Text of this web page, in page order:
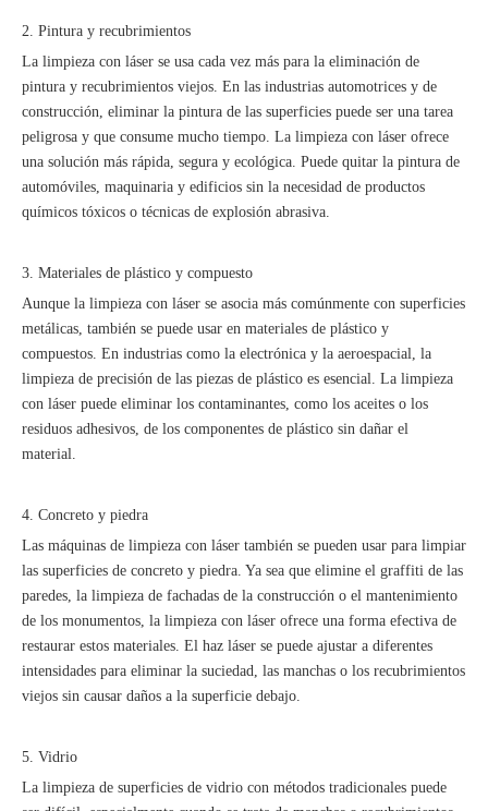
2. Pintura y recubrimientos
La limpieza con láser se usa cada vez más para la eliminación de
pintura y recubrimientos viejos. En las industrias automotrices y de
construcción, eliminar la pintura de las superficies puede ser una tarea
peligrosa y que consume mucho tiempo. La limpieza con láser ofrece
una solución más rápida, segura y ecológica. Puede quitar la pintura de
automóviles, maquinaria y edificios sin la necesidad de productos
químicos tóxicos o técnicas de explosión abrasiva.
3. Materiales de plástico y compuesto
Aunque la limpieza con láser se asocia más comúnmente con superficies
metálicas, también se puede usar en materiales de plástico y
compuestos. En industrias como la electrónica y la aeroespacial, la
limpieza de precisión de las piezas de plástico es esencial. La limpieza
con láser puede eliminar los contaminantes, como los aceites o los
residuos adhesivos, de los componentes de plástico sin dañar el
material.
4. Concreto y piedra
Las máquinas de limpieza con láser también se pueden usar para limpiar
las superficies de concreto y piedra. Ya sea que elimine el graffiti de las
paredes, la limpieza de fachadas de la construcción o el mantenimiento
de los monumentos, la limpieza con láser ofrece una forma efectiva de
restaurar estos materiales. El haz láser se puede ajustar a diferentes
intensidades para eliminar la suciedad, las manchas o los recubrimientos
viejos sin causar daños a la superficie debajo.
5. Vidrio
La limpieza de superficies de vidrio con métodos tradicionales puede